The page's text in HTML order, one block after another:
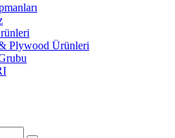
Plywood Ürünleri